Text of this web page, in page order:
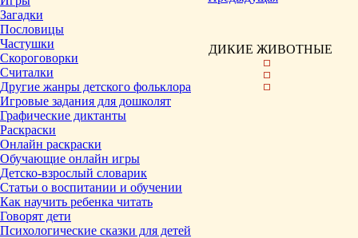
Загадки
Пословицы
Частушки
Скороговорки
Считалки
Другие жанры детского фольклора
Игровые задания для дошколят
Графические диктанты
Раскраски
Онлайн раскраски
Обучающие онлайн игры
Детско-взрослый словарик
Статьи о воспитании и обучении
Как научить ребенка читать
Говорят дети
Психологические сказки для детей
ДИКИЕ ЖИВОТНЫЕ